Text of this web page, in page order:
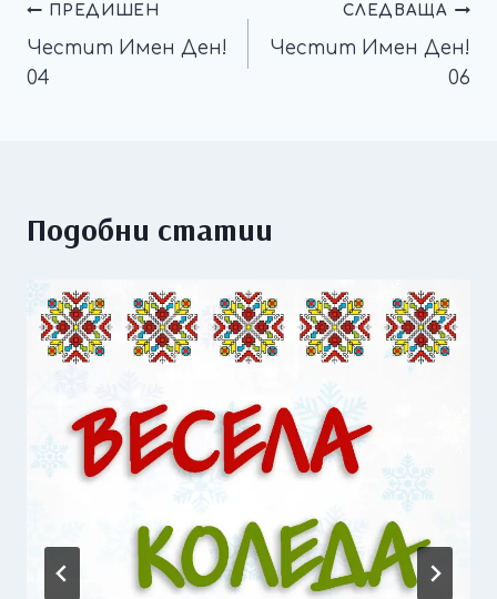
ПРЕДИШЕН
Честит Имен Ден!
04
СЛЕДВАЩА
Честит Имен Ден!
06
Подобни статии